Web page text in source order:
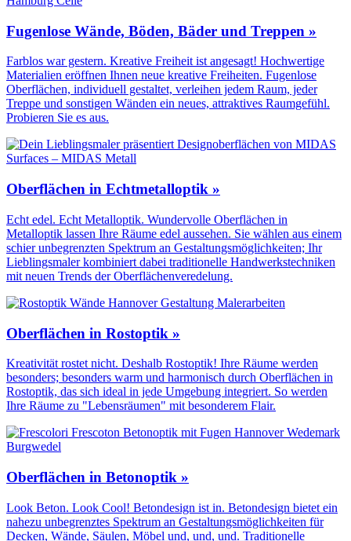
Fugenlose Wände, Böden, Bäder und Treppen »
Farblos war gestern. Kreative Freiheit ist angesagt! Hochwertige
Materialien eröffnen Ihnen neue kreative Freiheiten. Fugenlose
Oberflächen, individuell gestaltet, verleihen jedem Raum, jeder
Treppe und sonstigen Wänden ein neues, attraktives Raumgefühl.
Probieren Sie es aus.
Oberflächen in Echtmetalloptik »
Echt edel. Echt Metalloptik. Wundervolle Oberflächen in
Metalloptik lassen Ihre Räume edel aussehen. Sie wählen aus einem
schier unbegrenzten Spektrum an Gestaltungs­möglichkeiten; Ihr
Lieblingsmaler kombiniert dabei traditionelle Handwerks­techniken
mit neuen Trends der Oberflächen­veredelung.
Oberflächen in Rostoptik »
Kreativität rostet nicht. Deshalb Rostoptik! Ihre Räume werden
besonders; besonders warm und harmonisch durch Oberflächen in
Rostoptik, das sich ideal in jede Umgebung integriert. So werden
Ihre Räume zu "Lebensräumen" mit besonderem Flair.
Oberflächen in Betonoptik »
Look Beton. Look Cool! Betondesign ist in. Betondesign bietet ein
nahezu unbegrenztes Spektrum an Gestaltungs­möglichkeiten für
Decken, Wände, Säulen, Möbel und, und, und. Traditionelle